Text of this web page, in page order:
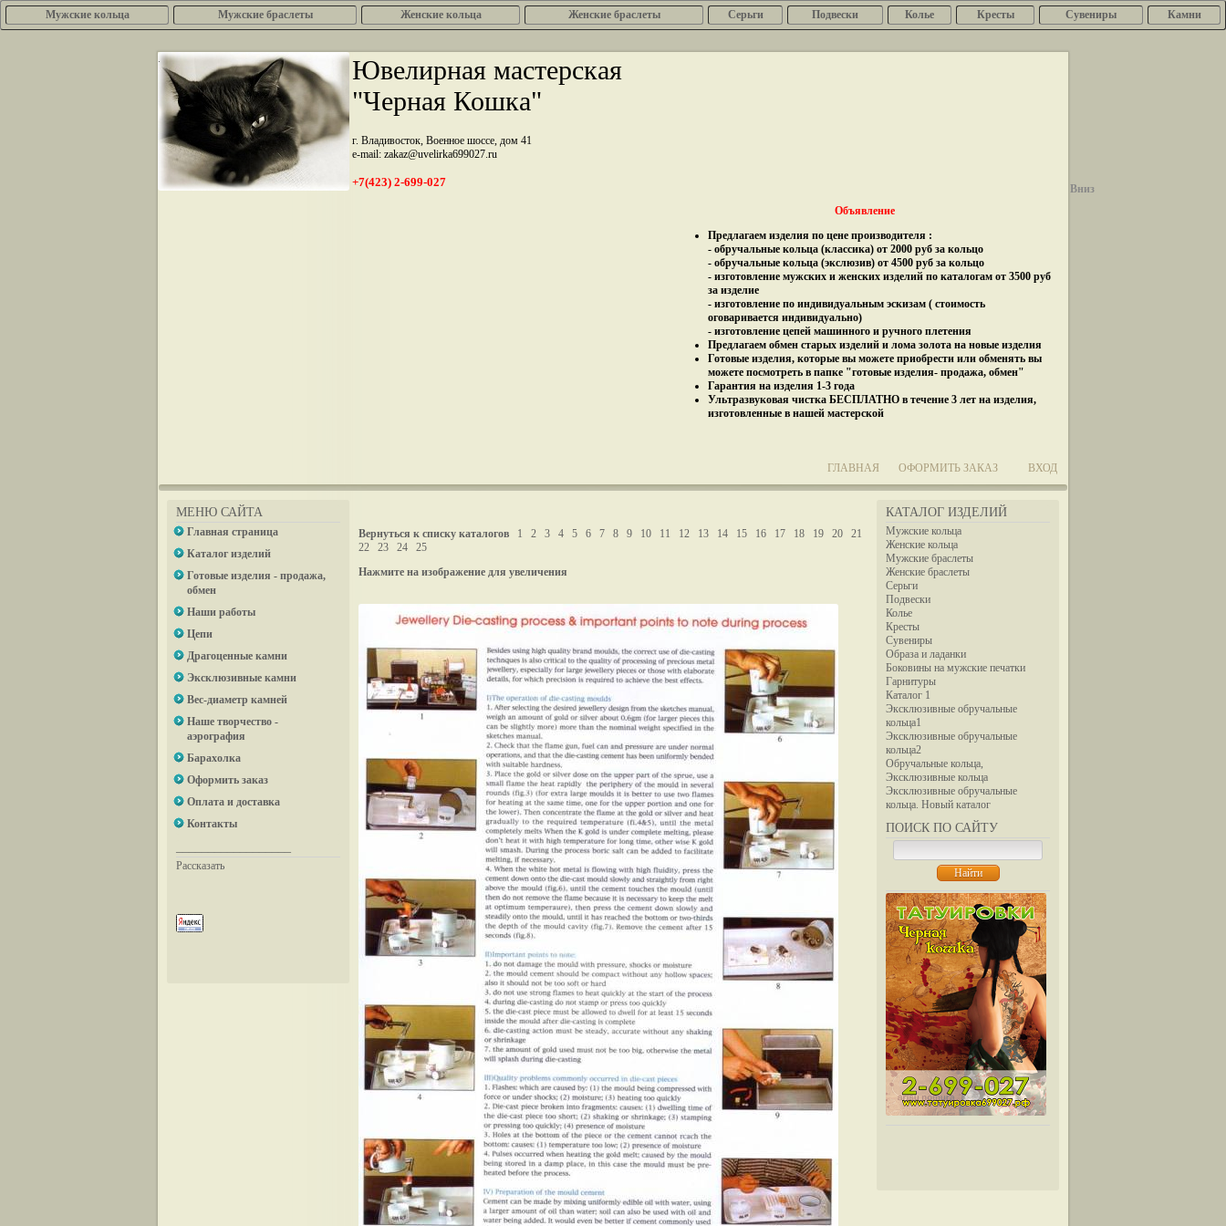
Мужские кольца Мужские браслеты Женcкие кольца Женские браслеты Серьги Подвески Колье Кресты Сувениры Камни
.
Ювелирная мастерская
"Черная Кошка"
г. Владивосток, Военное шоссе, дом 41
e-mail: zakaz@uvelirka699027.ru
+7(423) 2-699-027
Объявление
Предлагаем изделия по цене производителя :
- обручальные кольца (классика) от 2000 руб за кольцо
- обручальные кольца (экслюзив) от 4500 руб за кольцо
- изготовление мужских и женских изделий по каталогам от 3500 руб
за изделие
- изготовление по индивидуальным эскизам ( стоимость
оговаривается индивидуально)
- изготовление цепей машинного и ручного плетения
Предлагаем обмен старых изделий и лома золота на новые изделия
Готовые изделия, которые вы можете приобрести или обменять вы
можете посмотреть в папке "готовые изделия- продажа, обмен"
Гарантия на изделия 1-3 года
Ультразвуковая чистка БЕСПЛАТНО в течение 3 лет на изделия,
изготовленные в нашей мастерской
ГЛАВНАЯ ОФОРМИТЬ ЗАКАЗ ВХОД
МЕНЮ САЙТА
Главная страница
Каталог изделий
Готовые изделия - продажа,
обмен
Наши работы
Цепи
Драгоценные камни
Эксклюзивные камни
Вес-диаметр камней
Наше творчество -
аэрография
Барахолка
Оформить заказ
Оплата и доставка
Контакты
Рассказать
КАТАЛОГ ИЗДЕЛИЙ
Мужские кольца
Женские кольца
Мужские браслеты
Женские браслеты
Серьги
Подвески
Колье
Кресты
Сувениры
Образа и ладанки
Боковины на мужские печатки
Гарнитуры
Каталог 1
Эксклюзивные обручальные
кольца1
Эксклюзивные обручальные
кольца2
Обручальные кольца,
Эксклюзивные кольца
Эксклюзивные обручальные
кольца. Новый каталог
ПОИСК ПО САЙТУ
Вернуться к списку каталогов 1 2 3 4 5 6 7 8 9 10 11 12 13 14 15 16 17 18 19 20
21
22
23 24
25
Нажмите на изображение для увеличения
Вниз